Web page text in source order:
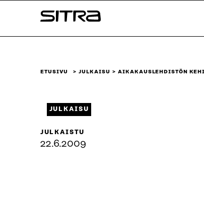
sisältöön
Sitra
ETUSIVU JULKAISU AIKAKAUSLEHDISTÖN
JULKAISU
JULKAISTU
22.6.2009